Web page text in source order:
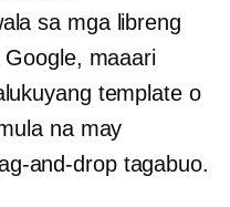
sa mga libreng
maaari
template o
na may
and-droptagabuo.